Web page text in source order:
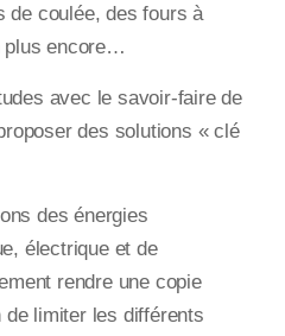
de coulée, des fours à
plus encore…
avec le savoir-faire de
des solutions « clé
des énergies
électrique et de
rendre une copie
limiter les différents